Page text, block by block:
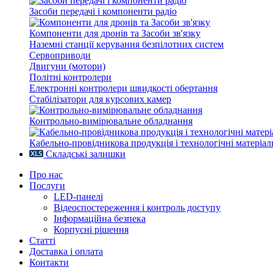
Засоби передачі і компоненти радіо
Компоненти для дронів та Засоби зв'язку
Наземні станції керування безпілотних систем
Сервоприводи
Двигуни (мотори)
Політні контролери
Електронні контролери швидкості обертання
Стабілізатори для курсових камер
Контрольно-вимірювальне обладнання
Кабельно-провідникова продукція і технологічні
Складські залишки
Про нас
Послуги
LED-панелі
Відеоспостереження і контроль доступу
Інформаційна безпека
Корпусні рішення
Статті
Доставка і оплата
Контакти